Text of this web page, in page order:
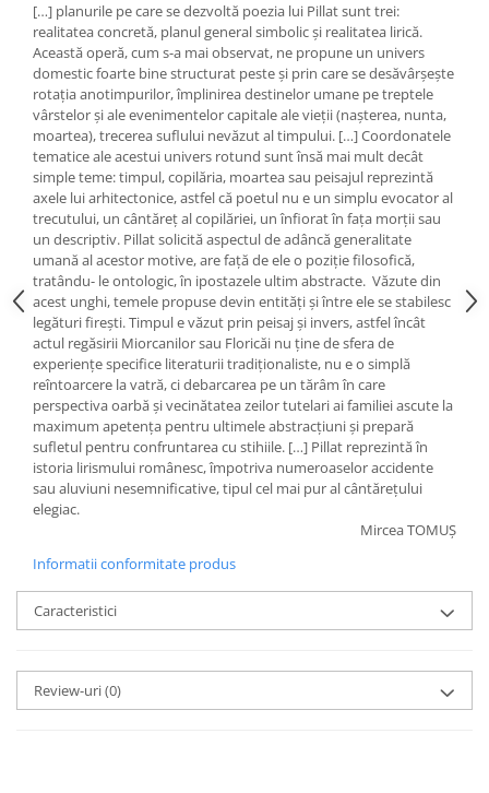
[…] planurile pe care se dezvoltă poezia lui Pillat sunt trei:
realitatea concretă, planul general simbolic şi realitatea lirică.
Această operă, cum s-a mai observat, ne propune un univers
domestic foarte bine structurat peste şi prin care se desăvârşeşte
rotaţia anotimpurilor, împlinirea destinelor umane pe treptele
vârstelor şi ale evenimentelor capitale ale vieţii (naşterea, nunta,
moartea), trecerea suflului nevăzut al timpului. […] Coordonatele
tematice ale acestui univers rotund sunt însă mai mult decât
simple teme: timpul, copilăria, moartea sau peisajul reprezintă
axele lui arhitectonice, astfel că poetul nu e un simplu evocator al
trecutului, un cântăreţ al copilăriei, un înfiorat în faţa morţii sau
un descriptiv. Pillat solicită aspectul de adâncă generalitate
umană al acestor motive, are faţă de ele o poziţie filosofică,
tratându- le ontologic, în ipostazele ultim abstracte. Văzute din
acest unghi, temele propuse devin entităţi şi între ele se stabilesc
legături fireşti. Timpul e văzut prin peisaj şi invers, astfel încât
actul regăsirii Miorcanilor sau Floricăi nu ţine de sfera de
experienţe specifice literaturii tradiţionaliste, nu e o simplă
reîntoarcere la vatră, ci debarcarea pe un tărâm în care
perspectiva oarbă şi vecinătatea zeilor tutelari ai familiei ascute la
maximum apetenţa pentru ultimele abstracţiuni şi prepară
sufletul pentru confruntarea cu stihiile. […] Pillat reprezintă în
istoria lirismului românesc, împotriva numeroaselor accidente
sau aluviuni nesemnificative, tipul cel mai pur al cântăreţului
elegiac.
Mircea TOMUŞ
Informatii conformitate produs
Caracteristici
Review-uri(0)